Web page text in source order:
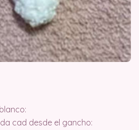
cad desde el gancho: